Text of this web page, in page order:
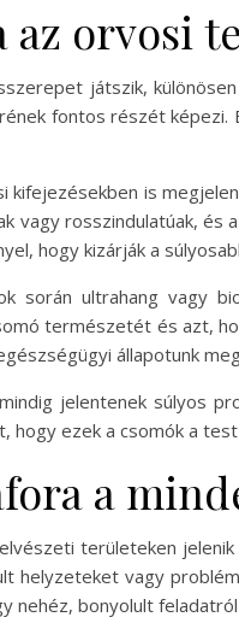
az orvosi
játszik,
fontos részét
kifejezésekben is
vagy rosszindulatúak,
hogy kizárják a
során ultrahang vagy
természetét és azt,
állapotunk
jelentenek súlyos
ezek a csomók a
a
területeken
helyzeteket vagy
nehéz, bonyolult